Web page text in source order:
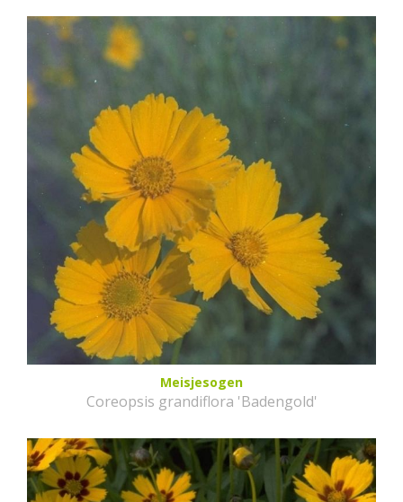
Meisjesogen
Coreopsis grandiflora 'Badengold'